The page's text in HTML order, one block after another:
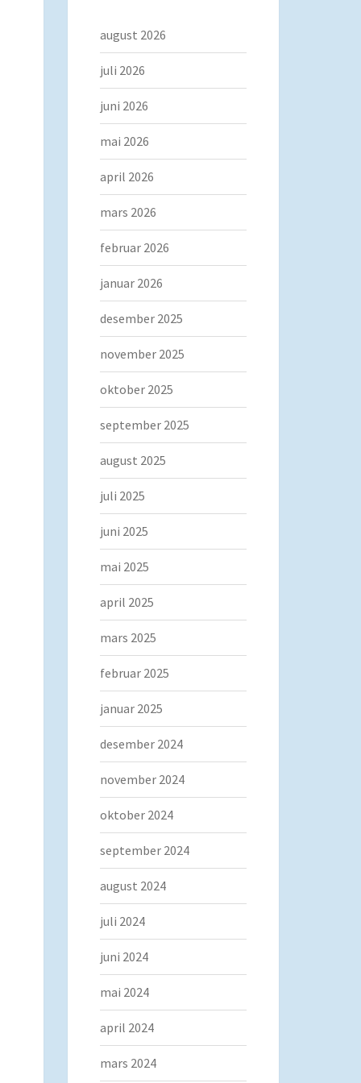
august 2026
juli 2026
juni 2026
mai 2026
april 2026
mars 2026
februar 2026
januar 2026
desember 2025
november 2025
oktober 2025
september 2025
august 2025
juli 2025
juni 2025
mai 2025
april 2025
mars 2025
februar 2025
januar 2025
desember 2024
november 2024
oktober 2024
september 2024
august 2024
juli 2024
juni 2024
mai 2024
april 2024
mars 2024